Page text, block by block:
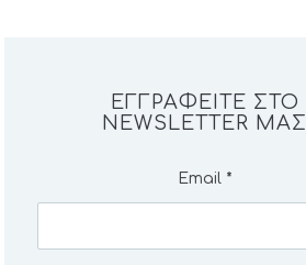
ΕΓΓΡΑΦΕΊΤΕ ΣΤΟ
NEWSLETTER ΜΑΣ
Email *